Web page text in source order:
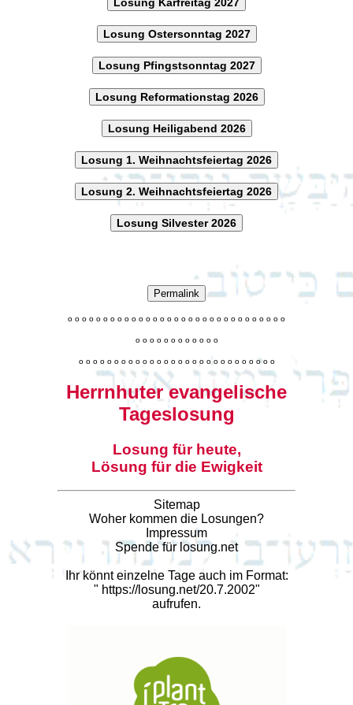
Losung Ostersonntag 2027
Losung Pfingstsonntag 2027
Losung Reformationstag 2026
Losung Heiligabend 2026
Losung 1. Weihnachtsfeiertag 2026
Losung 2. Weihnachtsfeiertag 2026
Losung Silvester 2026
Permalink
o o o o o o o o o o o o o o o o o o o o o o o o o o o o o o o
o o o o o o o o o o o o
o o o o o o o o o o o o o o o o o o o o o o o o o o o o
Herrnhuter evangelische
Tageslosung
Losung für heute,
Lösung für die Ewigkeit
Sitemap
Woher kommen die Losungen?
Impressum
Spende für losung.net
Ihr könnt einzelne Tage auch im Format:
" https://losung.net/20.7.2002"
aufrufen.